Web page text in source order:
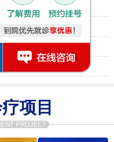
了解吗
项目
PROJECT